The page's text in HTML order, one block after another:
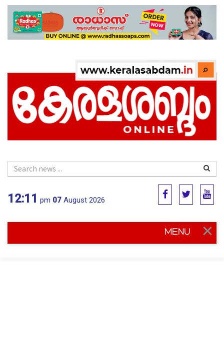
12:11 pm 07 August 2026
MENU